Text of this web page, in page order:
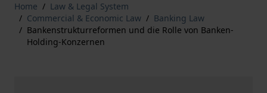
Home / Law & Legal System
/ Commercial & Economic Law / Banking Law
/ Bankenstrukturreformen und die Rolle von Banken-
Holding-Konzernen